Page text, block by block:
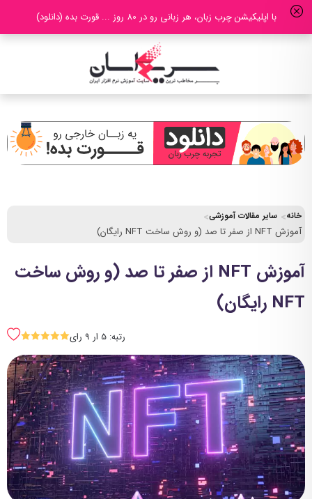
با اپلیکیشن چرب زبان، هر زبانی رو در 80 روز ... قورت بده (دانلود)
خانه سایر مقالات آموزشی
آموزش NFT از صفر تا صد (و روش ساخت NFT رایگان)
آموزش NFT از صفر تا صد (و روش ساخت
NFT رایگان)
رتبه: 5 ار 9 رای SSSSS